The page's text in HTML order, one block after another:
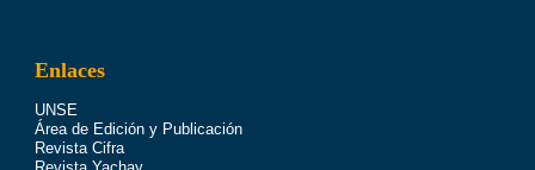
Enlaces
UNSE
Área de Edición y Publicación
Revista Cifra